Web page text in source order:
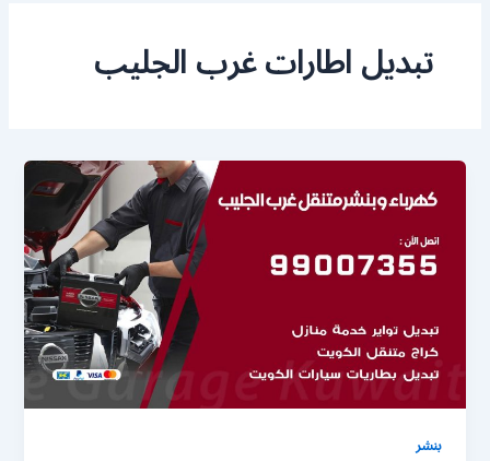
تبديل اطارات غرب الجليب
بنشر